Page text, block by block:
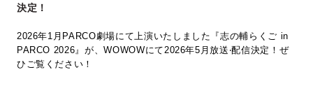
決定！
2026年1月PARCO劇場にて上演いたしました『志の輔らくご in
PARCO 2026』が、WOWOWにて2026年5⽉放送‧配信決定！ぜ
ひご覧ください！